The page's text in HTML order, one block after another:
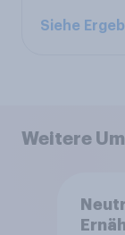
Siehe
Weitere